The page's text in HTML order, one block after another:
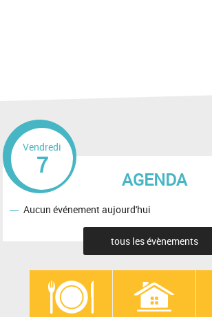
AGENDA
Vendredi
7
Aucun événement aujourd'hui
tous les évènements